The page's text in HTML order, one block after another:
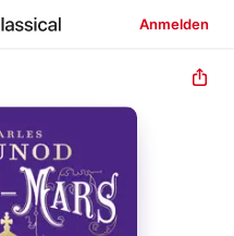
Anmelden